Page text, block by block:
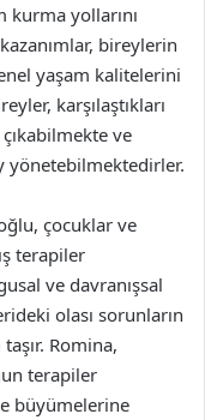
kurma yollarını
bireylerin
yaşam kalitelerini
karşılaştıkları
ve
yönetebilmektedirler.
çocuklar ve
terapiler
ve davranışsal
olası sorunların
Romina,
terapiler
büyümelerine